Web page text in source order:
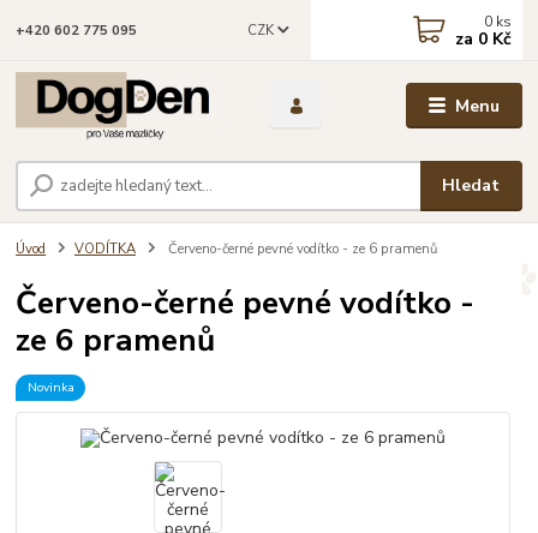
Menu
CZK
Hledat
+420 602 775 095 0 ks
za 0 Kč
Úvod VODÍTKA Červeno-černé pevné vodítko - ze 6 pramenů
Červeno-černé pevné vodítko -
ze 6 pramenů
Novinka